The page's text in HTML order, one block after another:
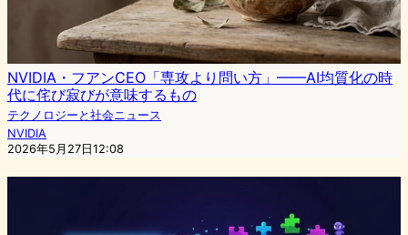
NVIDIA・フアンCEO「専攻より問い方」——AI均質化の時
代に侘び寂びが意味するもの
テクノロジーと社会ニュース
NVIDIA
2026年5月27日12:08